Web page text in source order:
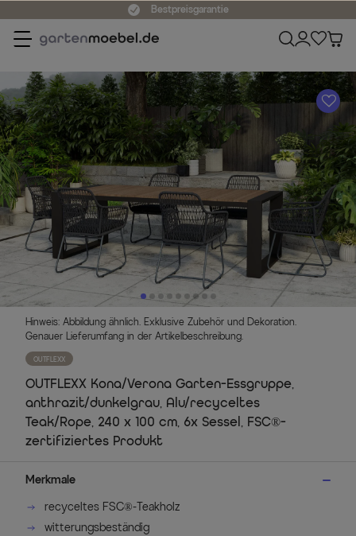
Bestpreisgarantie
A
Hinweis: Abbildung ähnlich. Exklusive Zubehör und Dekoration.
Genauer Lieferumfang in der Artikelbeschreibung.
OUTFLEXX
OUTFLEXX Kona/Verona Garten-Essgruppe,
anthrazit/dunkelgrau, Alu/recyceltes
Teak/Rope, 240 x 100 cm, 6x Sessel, FSC®-
zertifiziertes Produkt
Merkmale
recyceltes FSC®-Teakholz
witterungsbeständig